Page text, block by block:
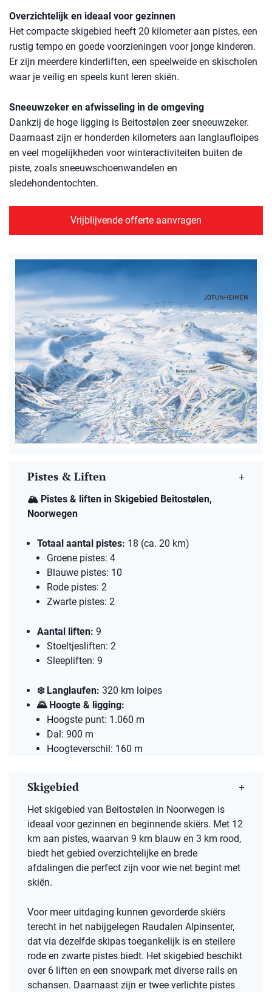
Overzichtelijk en ideaal voor gezinnen
Het compacte skigebied heeft 20 kilometer aan pistes, een
rustig tempo en goede voorzieningen voor jonge kinderen.
Er zijn meerdere kinderliften, een speelweide en skischolen
waar je veilig en speels kunt leren skiën.
Sneeuwzeker en afwisseling in de omgeving
Dankzij de hoge ligging is Beitostølen zeer sneeuwzeker.
Daarnaast zijn er honderden kilometers aan langlaufloipes
en veel mogelijkheden voor winteractiviteiten buiten de
piste, zoals sneeuwschoenwandelen en
sledehondentochten.
Vrijblijvende offerte aanvragen
Pistes & Liften
🏔️ Pistes & liften in Skigebied Beitostølen,
Noorwegen
Totaal aantal pistes: 18 (ca. 20 km)​
Groene pistes: 4​
Blauwe pistes: 10​
Rode pistes: 2​
Zwarte pistes: 2​
Aantal liften: 9​
Stoeltjesliften: 2
Sleepliften: 9​
❄️Langlaufen: 320 km loipes​
🌄Hoogte & ligging:
Hoogste punt: 1.060 m​
Dal: 900 m​
Hoogteverschil: 160 m​
Skigebied
Het skigebied van Beitostølen in Noorwegen is
ideaal voor gezinnen en beginnende skiërs. Met 12
km aan pistes, waarvan 9 km blauw en 3 km rood,
biedt het gebied overzichtelijke en brede
afdalingen die perfect zijn voor wie net begint met
skiën.
Voor meer uitdaging kunnen gevorderde skiërs
terecht in het nabijgelegen Raudalen Alpinsenter,
dat via dezelfde skipas toegankelijk is en steilere
rode en zwarte pistes biedt. Het skigebied beschikt
over 6 liften en een snowpark met diverse rails en
schansen. Daarnaast zijn er twee verlichte pistes